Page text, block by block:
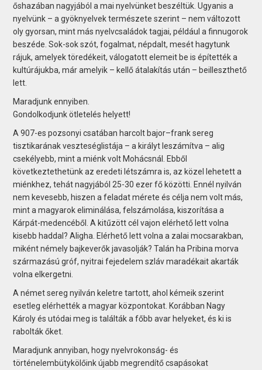
őshazában nagyjából a mai nyelvünket beszéltük. Ugyanis a
nyelvünk – a gyöknyelvek természete szerint – nem változott
oly gyorsan, mint más nyelvcsaládok tagjai, például a finnugorok
beszéde. Sok-sok szót, fogalmat, népdalt, mesét hagytunk
rájuk, amelyek töredékeit, válogatott elemeit be is építették a
kultúrájukba, már amelyik – kellő átalakítás után – beilleszthető
lett.
Maradjunk ennyiben.
Gondolkodjunk ötletelés helyett!
A 907-es pozsonyi csatában harcolt bajor–frank sereg
tisztikarának veszteséglistája – a királyt leszámítva – alig
csekélyebb, mint a miénk volt Mohácsnál. Ebből
következtethetünk az eredeti létszámra is, az közel lehetett a
miénkhez, tehát nagyjából 25-30 ezer fő közötti. Ennél nyilván
nem kevesebb, hiszen a feladat mérete és célja nem volt más,
mint a magyarok eliminálása, felszámolása, kiszorítása a
Kárpát-medencéből. A kitűzött cél vajon elérhető lett volna
kisebb haddal? Aligha. Elérhető lett volna a zalai mocsarakban,
miként némely bajkeverők javasolják? Talán ha Pribina morva
származású gróf, nyitrai fejedelem szláv maradékait akarták
volna elkergetni.
A német sereg nyilván keletre tartott, ahol kémeik szerint
esetleg elérhették a magyar központokat. Korábban Nagy
Károly és utódai meg is találták a főbb avar helyeket, és ki is
rabolták őket.
Maradjunk annyiban, hogy nyelvrokonság- és
történelembütykölőink újabb megrendítő csapásokat